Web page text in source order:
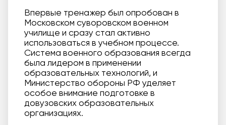
Впервые тренажер был опробован в
Московском суворовском военном
училище и сразу стал активно
использоваться в учебном процессе.
Система военного образования всегда
была лидером в применении
образовательных технологий, и
Министерство обороны РФ уделяет
особое внимание подготовке в
довузовских образовательных
организациях.